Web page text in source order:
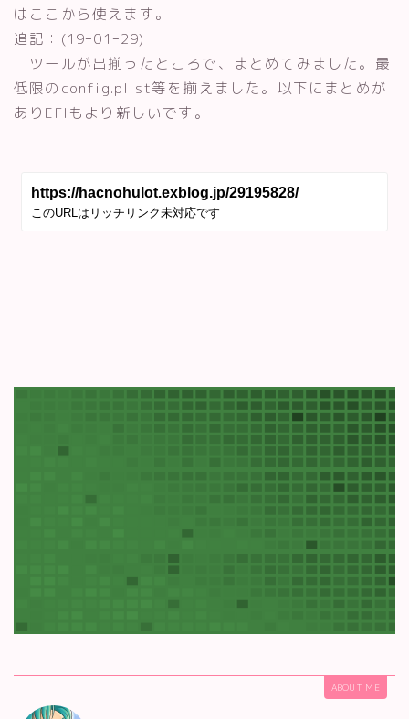
はここから使えます。
追記：(19ｰ01ｰ29)
ツールが出揃ったところで、まとめてみました。最
低限のconfig.plist等を揃えました。以下にまとめが
ありEFIもより新しいです。
ABOUT ME